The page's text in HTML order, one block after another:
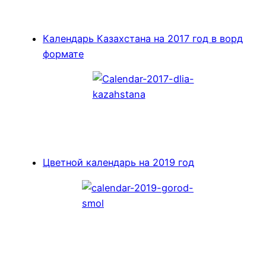
Календарь Казахстана на 2017 год в ворд
формате
Цветной календарь на 2019 год